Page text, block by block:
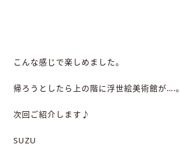
こんな感じで楽しめました。
帰ろうとしたら上の階に浮世絵美術館が….。
次回ご紹介します♪
SUZU